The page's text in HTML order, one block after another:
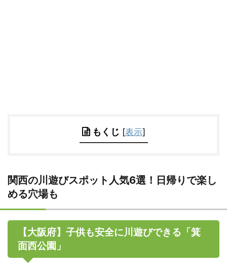
もくじ [表示]
関西の川遊びスポット人気6選！日帰りで楽し
める穴場も
【大阪府】子供も安全に川遊びできる「箕
面西公園」